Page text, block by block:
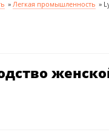
» Легкая промышленность »